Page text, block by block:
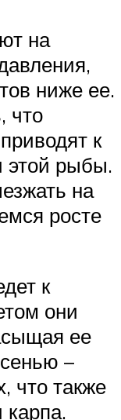
на
ниже ее.
что
к
этой рыбы.
на
росте
к
они
ее
–
что также
карпа.